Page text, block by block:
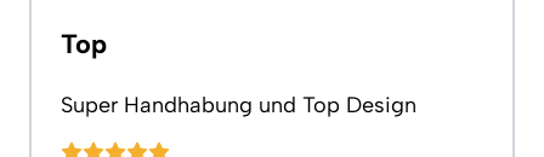
Top
Super Handhabung und Top Design